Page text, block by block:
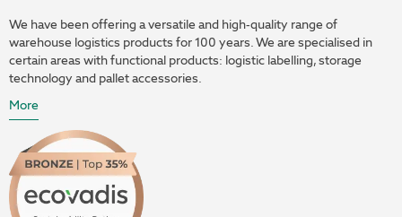
We have been offering a versatile and high-quality range of
warehouse logistics products for 100 years. We are specialised in
certain areas with functional products: logistic labelling, storage
technology and pallet accessories.
More